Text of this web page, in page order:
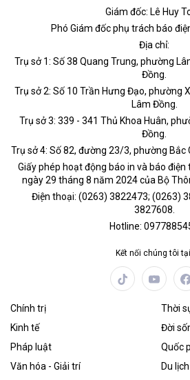
Giám đốc: Lê Huy
Phó Giám đốc phụ trách báo
Địa chỉ:
Trụ sở 1: Số 38 Quang Trung, phường
Đồng.
Trụ sở 2: Số 10 Trần Hưng Đạo, phường
Lâm Đồng.
Trụ sở 3: 339 - 341 Thủ Khoa Huân,
Đồng.
Trụ sở 4: Số 82, đường 23/3, phường Bắc
Giấy phép hoạt động báo in và báo
ngày 29 tháng 8 năm 2024 của Bộ
Điện thoại: (0263) 3822473; (0263)
3827608.
Hotline:
Kết nối chúng tôi
Chính trị
Thời
Kinh tế
Đời
Pháp luật
Quốc
Văn hóa - Giải trí
Du lịch